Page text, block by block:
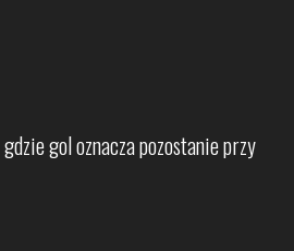
gol oznacza pozostanie przy